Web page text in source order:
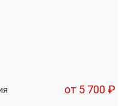
от 5 700 ₽